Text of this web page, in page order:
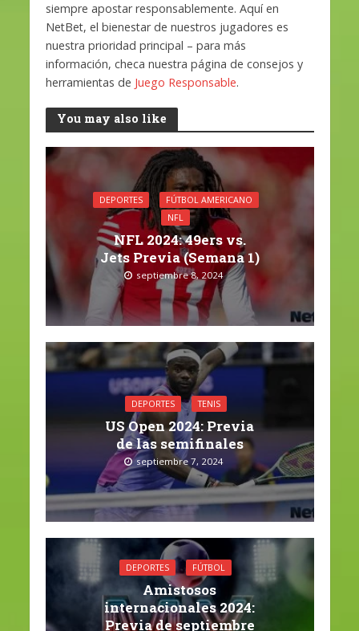
siempre apostar responsablemente. Aquí en
NetBet, el bienestar de nuestros jugadores es
nuestra prioridad principal – para más
información, checa nuestra página de consejos y
herramientas de Juego Responsable.
You may also like
DEPORTES
FÚTBOL AMERICANO
NFL
NFL 2024: 49ers vs.
Jets Previa (Semana 1)
septiembre 8, 2024
DEPORTES TENIS
US Open 2024: Previa
de las semifinales
septiembre 7, 2024
DEPORTES FÚTBOL
Amistosos
internacionales 2024:
Previa de septiembre